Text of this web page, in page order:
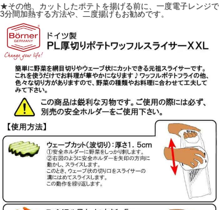
★その他、カットしたポテトを揚げる前に、一度電子レンジで
3分間加熱する方法や、二度揚げもお勧めです。